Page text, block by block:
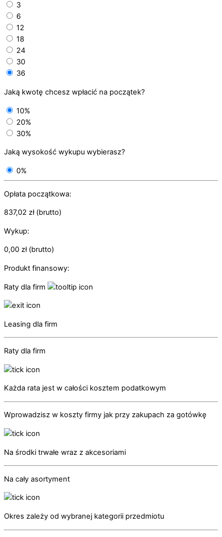
3
6
12
18
24
30
36
Jaką kwotę chcesz wpłacić na początek?
10%
20%
30%
Jaką wysokość wykupu wybierasz?
0%
Opłata początkowa:
837,02 zł(brutto)
Wykup:
0,00 zł(brutto)
Produkt finansowy:
Raty dla firm
Leasing dla firm
Raty dla firm
Każda rata jest w całości kosztem podatkowym
Wprowadzisz w koszty firmy jak przy zakupach za gotówkę
Na środki trwałe wraz z akcesoriami
Na cały asortyment
Okres zależy od wybranej kategorii przedmiotu